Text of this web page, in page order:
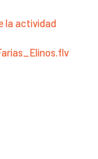
la actividad